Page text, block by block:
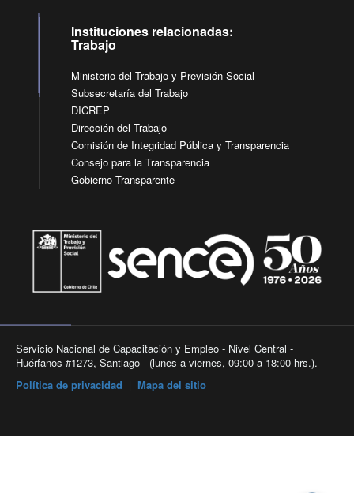
Instituciones relacionadas:
Trabajo
Ministerio del Trabajo y Previsión Social
Subsecretaría del Trabajo
DICREP
Dirección del Trabajo
Comisión de Integridad Pública y Transparencia
Consejo para la Transparencia
Gobierno Transparente
Servicio Nacional de Capacitación y Empleo - Nivel Central -
Huérfanos #1273, Santiago - (lunes a viernes, 09:00 a 18:00 hrs.).
Política de privacidad
Mapa del sitio